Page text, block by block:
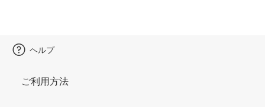
ヘルプ
ご利用方法